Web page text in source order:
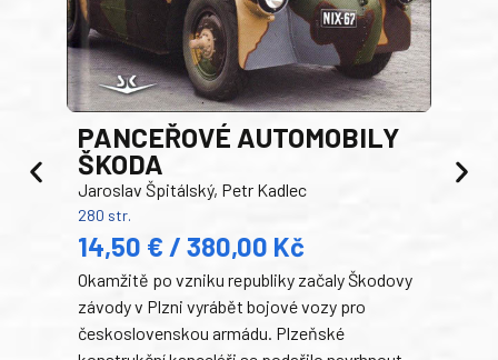
PANCEŘOVÉ AUTOMOBILY
ŠKODA
Jaroslav Špitálský, Petr Kadlec
280 str.
14,50 € / 380,00 Kč
Okamžitě po vzniku republiky začaly Škodovy
závody v Plzni vyrábět bojové vozy pro
československou armádu. Plzeňské